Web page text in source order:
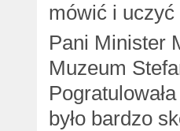
mówić i
Pani Minister
Muzeum
było bardzo